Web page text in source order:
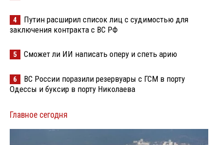
4
Путин расширил список лиц с судимостью для
заключения контракта с ВС РФ
5 Сможет ли ИИ написать оперу и спеть арию
6
ВС России поразили резервуары с ГСМ в порту
Одессы и буксир в порту Николаева
Главное сегодня